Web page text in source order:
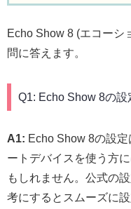
Echo Show 8 (エコーシ
問に答えます。
Q1: Echo Show 8の設
A1: Echo Show 8の設
ートデバイスを使う方
もしれません。公式の
考にするとスムーズに